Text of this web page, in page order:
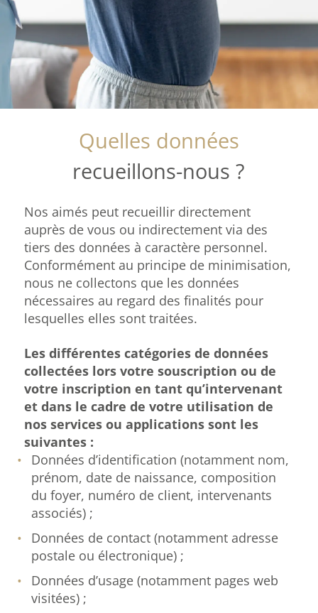
Quelles données
recueillons-nous ?
Nos aimés peut recueillir directement
auprès de vous ou indirectement via des
tiers des données à caractère personnel.
Conformément au principe de minimisation,
nous ne collectons que les données
nécessaires au regard des finalités pour
lesquelles elles sont traitées.
Les différentes catégories de données
collectées lors votre souscription ou de
votre inscription en tant qu’intervenant
et dans le cadre de votre utilisation de
nos services ou applications sont les
suivantes :
Données d’identification (notamment nom,
prénom, date de naissance, composition
du foyer, numéro de client, intervenants
associés) ;
Données de contact (notamment adresse
postale ou électronique) ;
Données d’usage (notamment pages web
visitées) ;